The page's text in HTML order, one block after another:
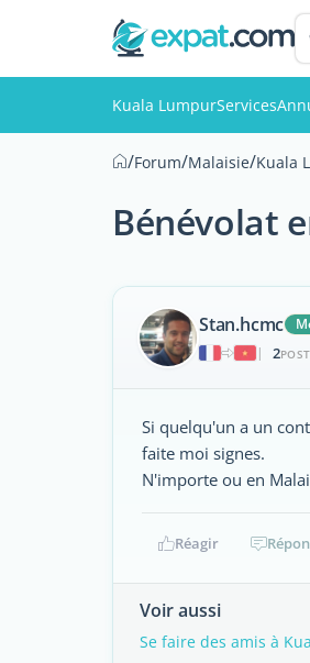
Kuala LumpurServices
/Forum/Malaisie/Kuala
Bénévolat
Stan.hcmc
|
2
Si quelqu'un a un
faite moi signes.
N'importe ou en
Réagir
Voir aussi
Se faire des amis à